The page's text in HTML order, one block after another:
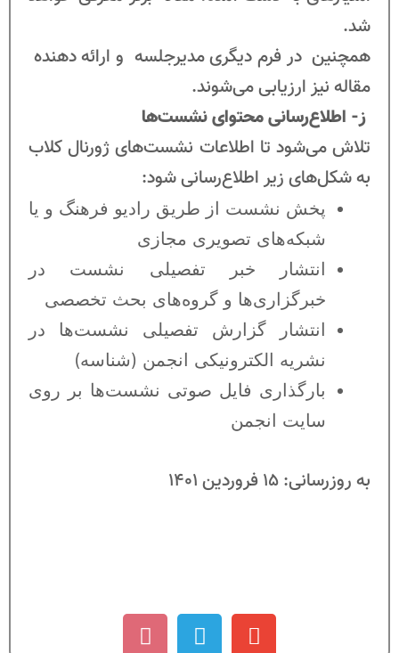
شد.
همچنین در فرم دیگری مدیرجلسه و ارائه دهنده
مقاله نیز ارزیابی می‌شوند.
ز- اطلاع‌رسانی محتوای نشست‌ها
تلاش می‌شود تا اطلاعات نشست‌های ژورنال کلاب
به شکل‌های زیر اطلاع‌رسانی شود:
پخش نشست از طریق رادیو فرهنگ و یا
شبکه‌های تصویری مجازی
انتشار خبر تفصیلی نشست در
خبرگزاری‌ها و گروه‌های بحث تخصصی
انتشار گزارش تفصیلی نشست‌ها در
نشریه الکترونیکی انجمن (شناسه)
بارگذاری فایل صوتی نشست‌ها بر روی
سایت انجمن
به روزرسانی: 15 فروردین 1401